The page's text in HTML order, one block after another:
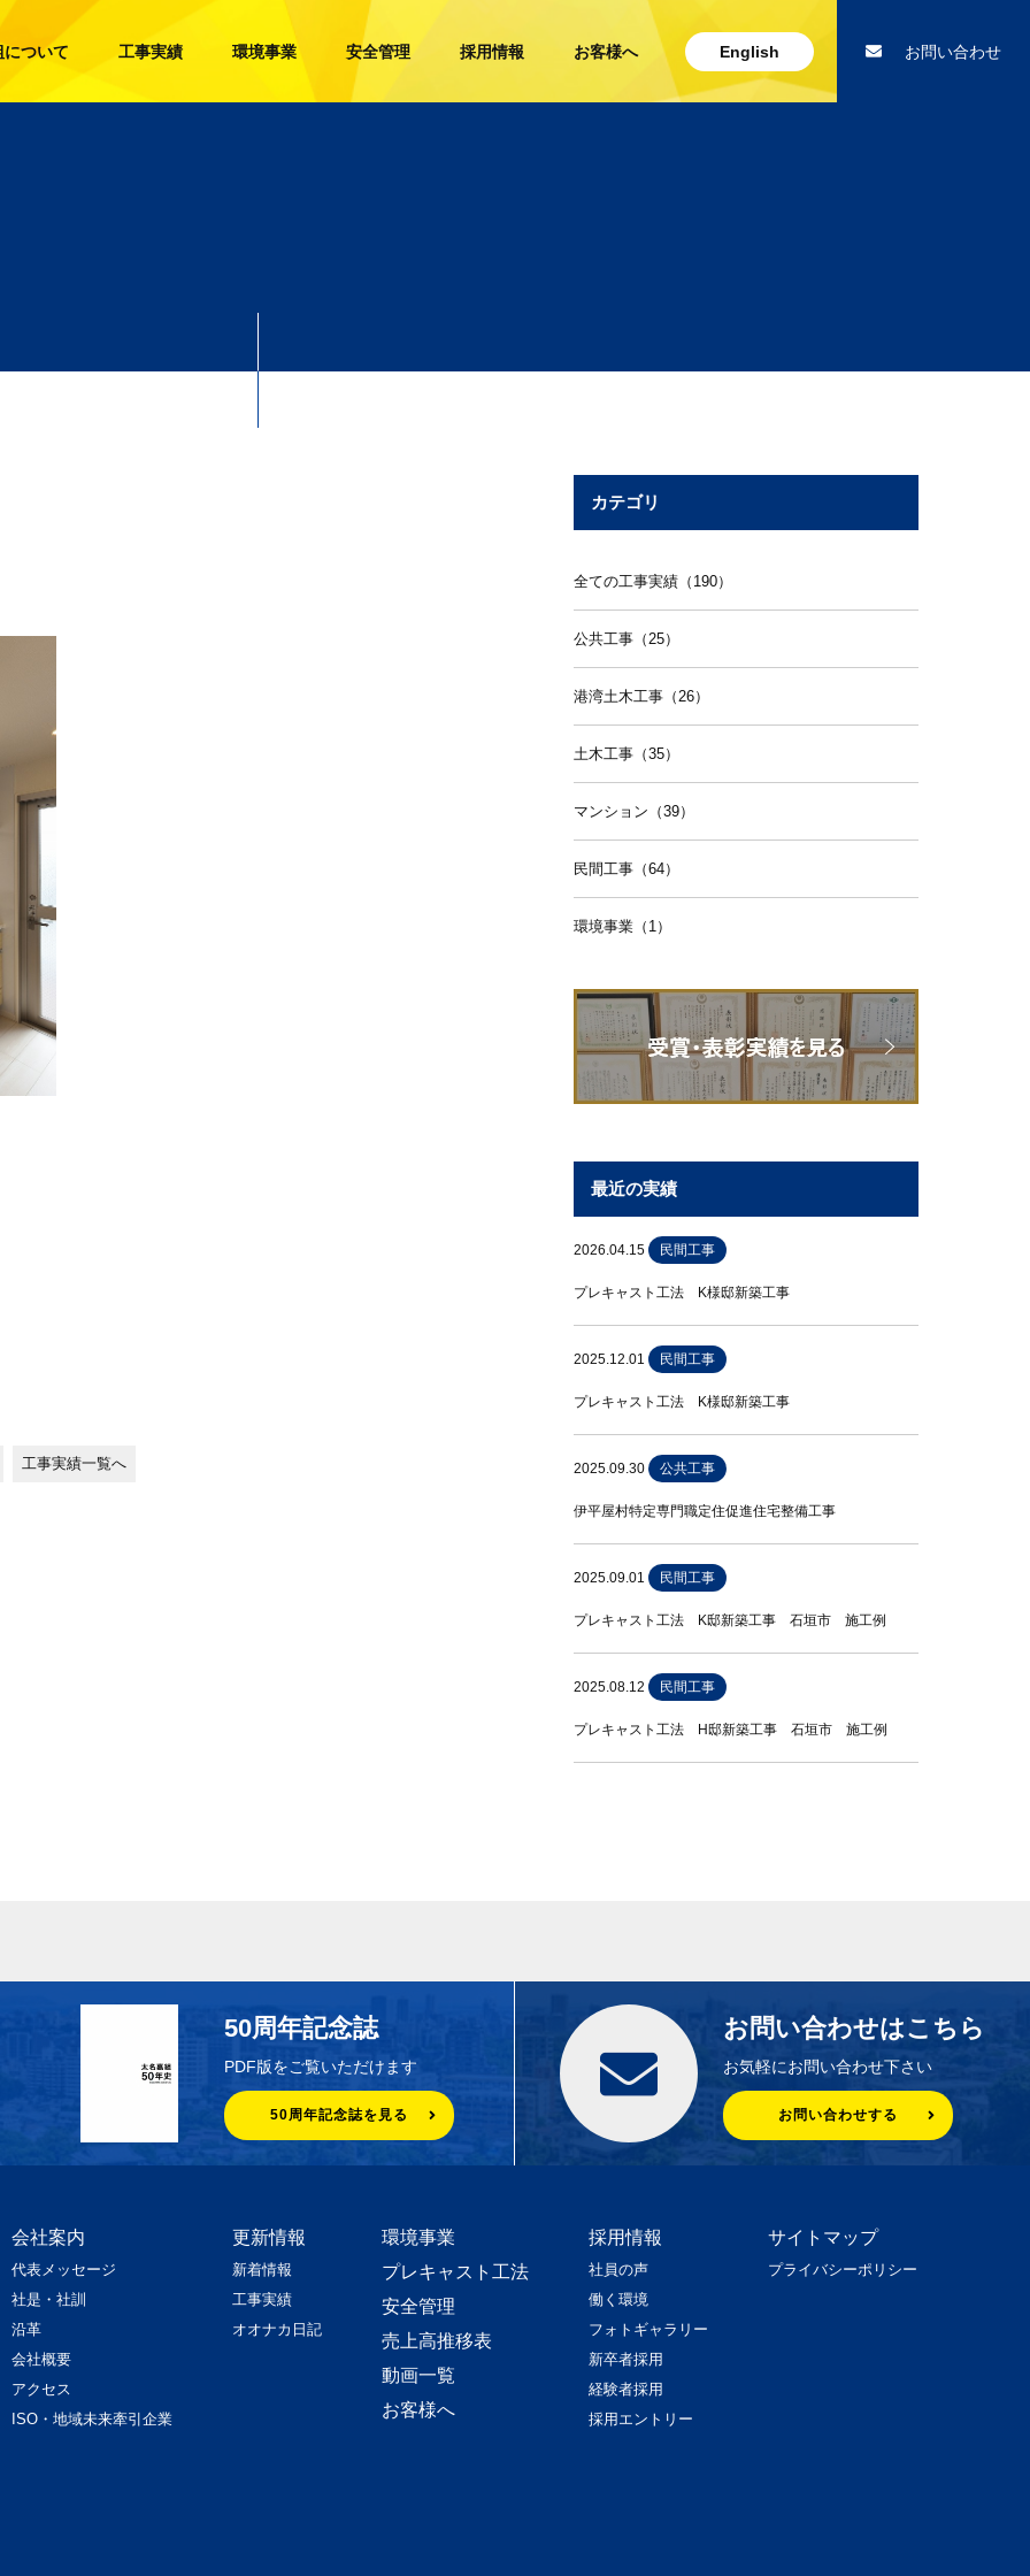
ついて 工事実績 環境事業 安全管理 採用情報 お客様へ English お問い合わせ
工事実績一覧へ
カテゴリ
全ての工事実績（190）
公共工事（25）
港湾土木工事（26）
土木工事（35）
マンション（39）
民間工事（64）
環境事業（1）
最近の実績
2026.04.15 民間工事
プレキャスト工法 K様邸新築工事
2025.12.01 民間工事
プレキャスト工法 K様邸新築工事
2025.09.30 公共工事
伊平屋村特定専門職定住促進住宅整備工事
2025.09.01 民間工事
プレキャスト工法 K邸新築工事 石垣市 施工例
2025.08.12 民間工事
プレキャスト工法 H邸新築工事 石垣市 施工例
50周年記念誌
PDF版をご覧いただけます
50周年記念誌を見る
お問い合わせはこちら
お気軽にお問い合わせ下さい
お問い合わせする
会社案内
代表メッセージ
社是・社訓
沿革
会社概要
アクセス
ISO・地域未来牽引企業
更新情報
新着情報
工事実績
オオナカ日記
環境事業
プレキャスト工法
安全管理
売上高推移表
動画一覧
お客様へ
採用情報
社員の声
働く環境
フォトギャラリー
新卒者採用
経験者採用
採用エントリー
サイトマップ
プライバシーポリシー